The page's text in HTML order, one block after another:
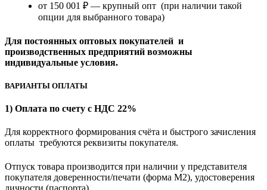
от 150 001 ₽ — крупный опт (при наличии такой
опции для выбранного товара)
Для постоянных оптовых покупателей и
производственных предприятий возможны
индивидуальные условия.
ВАРИАНТЫ ОПЛАТЫ
1) Оплата по счету с НДС 22%
Для корректного формирования счёта и быстрого зачисления
оплаты требуются реквизиты покупателя.
Отпуск товара производится при наличии у представителя
покупателя доверенности/печати (форма M2), удостоверения
личности (паспорта).